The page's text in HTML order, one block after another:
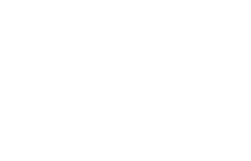
ter praticado
Os valores
para o